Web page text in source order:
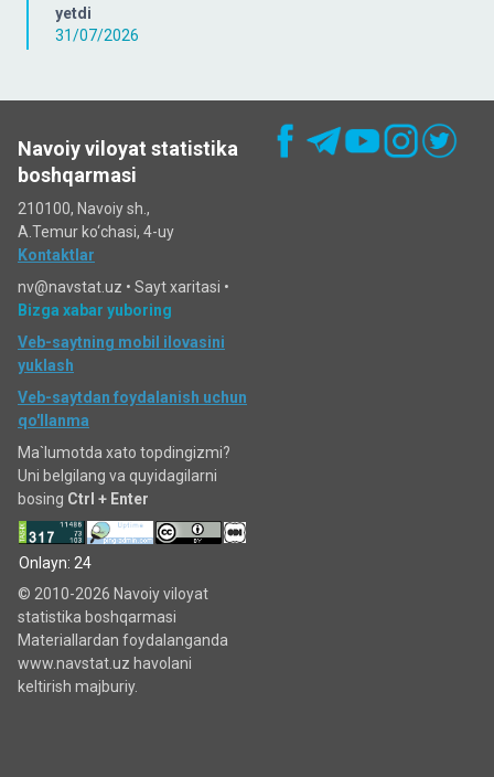
yetdi
31/07/2026
Navoiy viloyat statistika
boshqarmasi
210100, Navoiy sh.,
A.Temur ko‘chаsi, 4-uy
Kontaktlar
nv@navstat.uz • Sayt xaritasi •
Bizga xabar yuboring
Veb-saytning mobil ilovasini
yuklash
Veb-saytdan foydalanish uchun
qo'llanma
Ma`lumotda xato topdingizmi?
Uni belgilang va quyidagilarni
bosing Ctrl + Enter
Onlayn: 24
© 2010-2026 Navoiy viloyat
statistika boshqarmasi
Materiallardan foydalanganda
www.navstat.uz havolani
keltirish majburiy.